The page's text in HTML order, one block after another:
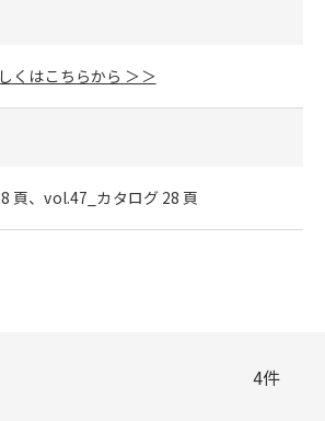
くはこちらから ＞＞
頁、vol.47_カタログ 28 頁
4件